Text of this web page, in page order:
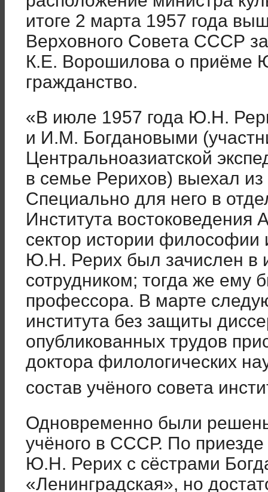
итоге 2 марта 1957 года
Верховного Совета СССР
К.Е. Ворошилова о приёме
гражданство.
«В июле 1957 года Ю.Н.
и И.М. Богдановыми
Центральноазиатской
в семье Рерихов) выехал
Специально для него в
Института
сектор истории философии
Ю.Н. Рерих был зачислен в
сотрудником; тогда же ему
профессора. В марте
института без защиты
опубликованных трудов
доктора филологических
состав учёного совета
Одновременно были
учёного в СССР. По приезде
Ю.Н. Рерих с сёстрами
«Ленинградская», но